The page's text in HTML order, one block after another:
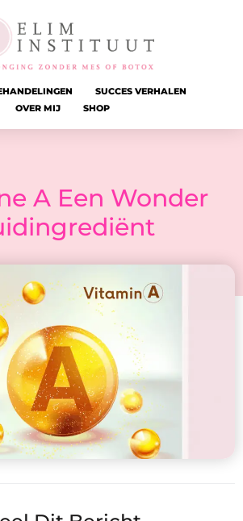
SUCCES VERHALEN
OVER MIJ
SHOP
A Een Wonder